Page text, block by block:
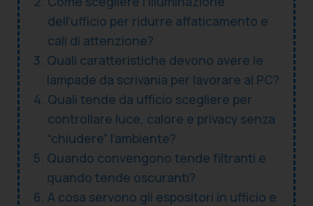
dell’ufficio per ridurre affaticamento e
cali di attenzione?
Quali caratteristiche devono avere le
lampade da scrivania per lavorare al PC?
Quali tende da ufficio scegliere per
controllare luce, calore e privacy senza
“chiudere” l’ambiente?
Quando convengono tende filtranti e
quando tende oscuranti?
A cosa servono gli espositori in ufficio e